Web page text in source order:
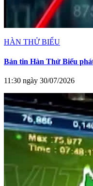
HÀN THỬ BIỂU
Bản tin Hàn Thử Biểu
11:30 ngày 30/07/2026